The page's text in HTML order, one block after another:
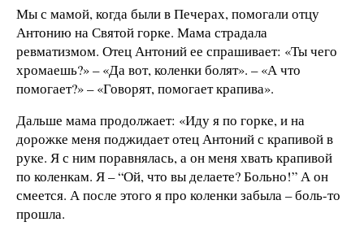
Мы с мамой, когда были в Печерах, помогали отцу
Антонию на Святой горке. Мама страдала
ревматизмом. Отец Антоний ее спрашивает: «Ты чего
хромаешь?» – «Да вот, коленки болят». – «А что
помогает?» – «Говорят, помогает крапива».
Дальше мама продолжает: «Иду я по горке, и на
дорожке меня поджидает отец Антоний с крапивой в
руке. Я с ним поравнялась, а он меня хвать крапивой
по коленкам. Я – “Ой, что вы делаете? Больно!” А он
смеется. А после этого я про коленки забыла – боль-то
прошла.